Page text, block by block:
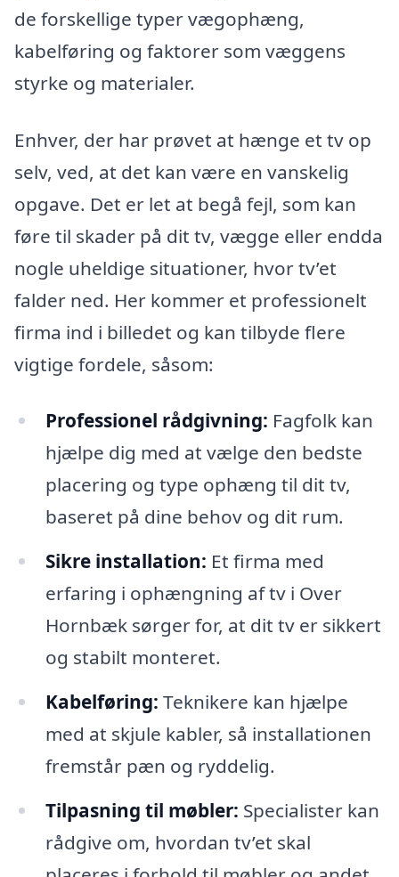
de forskellige typer vægophæng,
kabelføring og faktorer som væggens
styrke og materialer.
Enhver, der har prøvet at hænge et tv op
selv, ved, at det kan være en vanskelig
opgave. Det er let at begå fejl, som kan
føre til skader på dit tv, vægge eller endda
nogle uheldige situationer, hvor tv’et
falder ned. Her kommer et professionelt
firma ind i billedet og kan tilbyde flere
vigtige fordele, såsom:
Professionel rådgivning: Fagfolk kan
hjælpe dig med at vælge den bedste
placering og type ophæng til dit tv,
baseret på dine behov og dit rum.
Sikre installation: Et firma med
erfaring i ophængning af tv i Over
Hornbæk sørger for, at dit tv er sikkert
og stabilt monteret.
Kabelføring: Teknikere kan hjælpe
med at skjule kabler, så installationen
fremstår pæn og ryddelig.
Tilpasning til møbler: Specialister kan
rådgive om, hvordan tv’et skal